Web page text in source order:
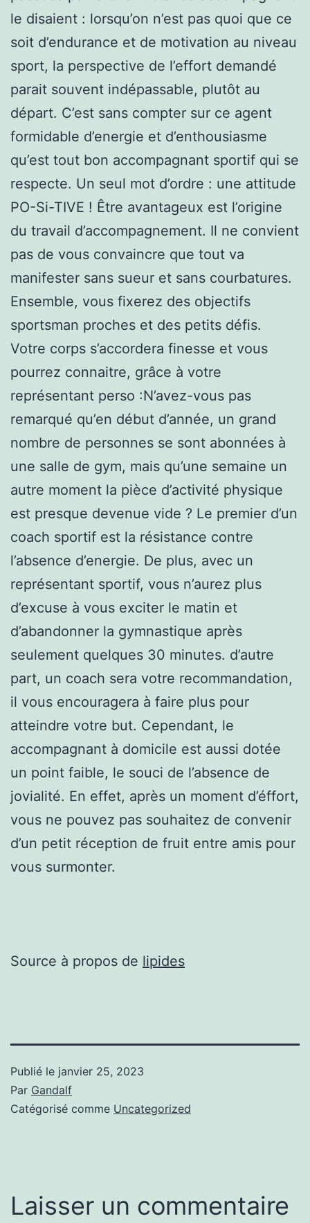
le disaient : lorsqu’on n’est pas quoi que ce
soit d’endurance et de motivation au niveau
sport, la perspective de l’effort demandé
parait souvent indépassable, plutôt au
départ. C’est sans compter sur ce agent
formidable d’energie et d’enthousiasme
qu’est tout bon accompagnant sportif qui se
respecte. Un seul mot d’ordre : une attitude
PO-Si-TIVE ! Être avantageux est l’origine
du travail d’accompagnement. Il ne convient
pas de vous convaincre que tout va
manifester sans sueur et sans courbatures.
Ensemble, vous fixerez des objectifs
sportsman proches et des petits défis.
Votre corps s’accordera finesse et vous
pourrez connaitre, grâce à votre
représentant perso :N’avez-vous pas
remarqué qu’en début d’année, un grand
nombre de personnes se sont abonnées à
une salle de gym, mais qu’une semaine un
autre moment la pièce d’activité physique
est presque devenue vide ? Le premier d’un
coach sportif est la résistance contre
l’absence d’energie. De plus, avec un
représentant sportif, vous n’aurez plus
d’excuse à vous exciter le matin et
d’abandonner la gymnastique après
seulement quelques 30 minutes. d’autre
part, un coach sera votre recommandation,
il vous encouragera à faire plus pour
atteindre votre but. Cependant, le
accompagnant à domicile est aussi dotée
un point faible, le souci de l’absence de
jovialité. En effet, après un moment d’éffort,
vous ne pouvez pas souhaitez de convenir
d’un petit réception de fruit entre amis pour
vous surmonter.
Source à propos de lipides
Publié le janvier 25, 2023
Par Gandalf
Catégorisé comme Uncategorized
Laisser un commentaire